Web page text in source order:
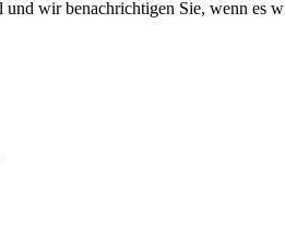
wir benachrichtigen Sie, wenn es